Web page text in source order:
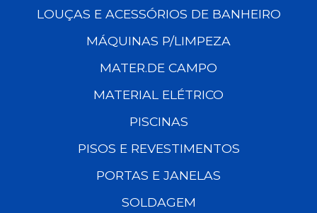
LOUÇAS E ACESSÓRIOS DE BANHEIRO
MÁQUINAS P/LIMPEZA
MATER.DE CAMPO
MATERIAL ELÉTRICO
PISCINAS
PISOS E REVESTIMENTOS
PORTAS E JANELAS
SOLDAGEM